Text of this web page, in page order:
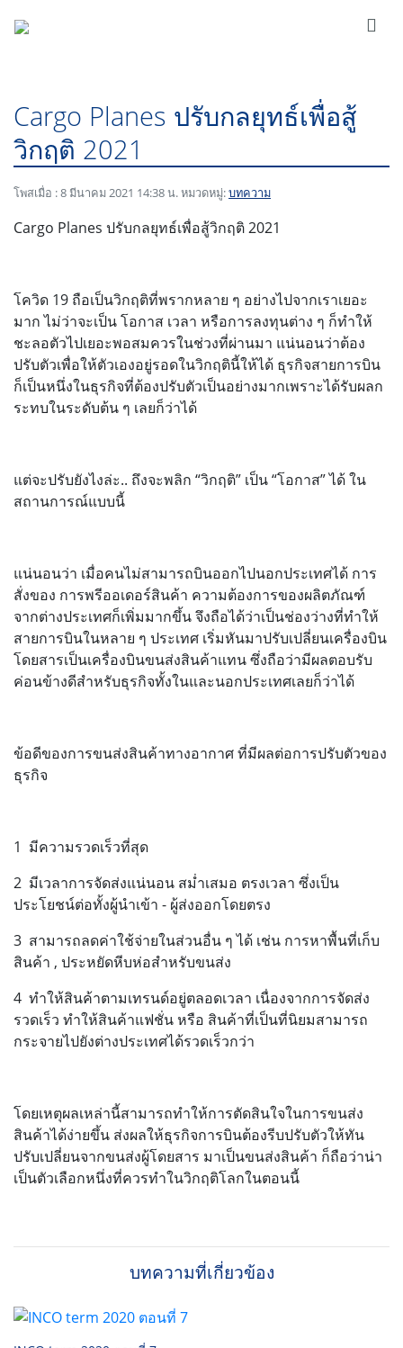
Cargo Planes ปรับกลยุทธ์เพื่อสู้
วิกฤติ 2021
โพสเมื่อ : 8 มีนาคม 2021 14:38 น. หมวดหมู่:บทความ
Cargo Planes ปรับกลยุทธ์เพื่อสู้วิกฤติ 2021
โควิด 19 ถือเป็นวิกฤติที่พรากหลาย ๆ อย่างไปจากเราเยอะ
มาก ไม่ว่าจะเป็น โอกาส เวลา หรือการลงทุนต่าง ๆ ก็ทำให้
ชะลอตัวไปเยอะพอสมควรในช่วงที่ผ่านมา แน่นอนว่าต้อง
ปรับตัวเพื่อให้ตัวเองอยู่รอดในวิกฤตินี้ให้ได้ ธุรกิจสายการบิน
ก็เป็นหนึ่งในธุรกิจที่ต้องปรับตัวเป็นอย่างมากเพราะได้รับผลก
ระทบในระดับต้น ๆ เลยก็ว่าได้
แต่จะปรับยังไงล่ะ.. ถึงจะพลิก “วิกฤติ” เป็น “โอกาส” ได้ ใน
สถานการณ์แบบนี้
แน่นอนว่า เมื่อคนไม่สามารถบินออกไปนอกประเทศได้ การ
สั่งของ การพรีออเดอร์สินค้า ความต้องการของผลิตภัณฑ์
จากต่างประเทศก็เพิ่มมากขึ้น จึงถือได้ว่าเป็นช่องว่างที่ทำให้
สายการบินในหลาย ๆ ประเทศ เริ่มหันมาปรับเปลี่ยนเครื่องบิน
โดยสารเป็นเครื่องบินขนส่งสินค้าแทน ซึ่งถือว่ามีผลตอบรับ
ค่อนข้างดีสำหรับธุรกิจทั้งในและนอกประเทศเลยก็ว่าได้
ข้อดีของการขนส่งสินค้าทางอากาศ ที่มีผลต่อการปรับตัวของ
ธุรกิจ
1 มีความรวดเร็วที่สุด
2 มีเวลาการจัดส่งแน่นอน สม่ำเสมอ ตรงเวลา ซึ่งเป็น
ประโยชน์ต่อทั้งผู้นำเข้า - ผู้ส่งออกโดยตรง
3 สามารถลดค่าใช้จ่ายในส่วนอื่น ๆ ได้ เช่น การหาพื้นที่เก็บ
สินค้า , ประหยัดหีบห่อสำหรับขนส่ง
4 ทำให้สินค้าตามเทรนด์อยู่ตลอดเวลา เนื่องจากการจัดส่ง
รวดเร็ว ทำให้สินค้าแฟชั่น หรือ สินค้าที่เป็นที่นิยมสามารถ
กระจายไปยังต่างประเทศได้รวดเร็วกว่า
โดยเหตุผลเหล่านี้สามารถทำให้การตัดสินใจในการขนส่ง
สินค้าได้ง่ายขึ้น ส่งผลให้ธุรกิจการบินต้องรีบปรับตัวให้ทัน
ปรับเปลี่ยนจากขนส่งผู้โดยสาร มาเป็นขนส่งสินค้า ก็ถือว่าน่า
เป็นตัวเลือกหนึ่งที่ควรทำในวิกฤติโลกในตอนนี้
บทความที่เกี่ยวข้อง